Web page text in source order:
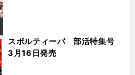
スポルティーバ 部活特集号
3月16日発売